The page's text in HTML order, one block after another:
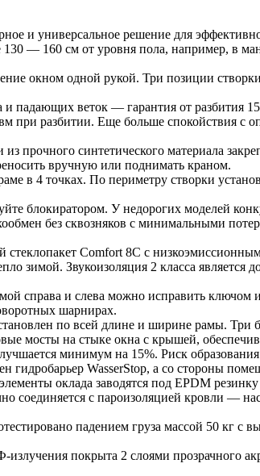
и универсальное решение для
— 160 см от уровня пола, например, в
окном одной рукой. Три позиции
падающих веток — гарантия от разбития
разбитии. Еще больше спокойствия с
синтетического материала
вручную или поднимать краном.
в 4 точках. По периметру створки
блокиратором. У недорогих моделей
без сквозняков с минимальными
Comfort 8C с
зимой. Звукоизоляция 2 класса является
справа и слева можно исправить
шарнирах.
по всей длине и ширине рамы. Три
мосты на стыке окна с крышей,
минимум на 15%. Риск
гидробарьер WasserStop, а со стороны
оклада заводятся под EPDM
соединяется с пароизоляцией кровли
падением груза массой 50 кг с
покрыта 2 слоями прозрачного